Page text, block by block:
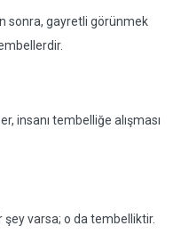
sonra, gayretli görünmek
insanı tembelliğe alışması
şey varsa; o da tembelliktir.